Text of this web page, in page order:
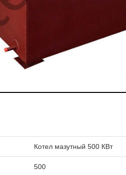
Котел мазутный 500 КВт
500